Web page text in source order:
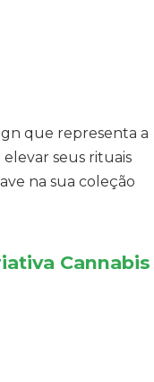
que representa a
seus rituais
na sua coleção
Cannabis